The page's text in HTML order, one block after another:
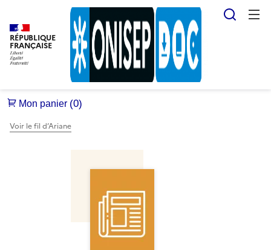
RÉPUBLIQUE
FRANÇAISE
Voir le fil d’Ariane